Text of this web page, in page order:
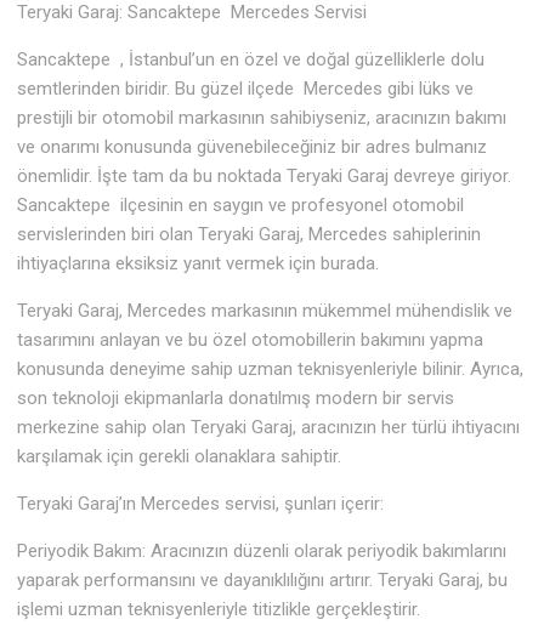
Teryaki Garaj: Sancaktepe Mercedes Servisi
Sancaktepe , İstanbul’un en özel ve doğal güzelliklerle dolu
semtlerinden biridir. Bu güzel ilçede Mercedes gibi lüks ve
prestijli bir otomobil markasının sahibiyseniz, aracınızın bakımı
ve onarımı konusunda güvenebileceğiniz bir adres bulmanız
önemlidir. İşte tam da bu noktada Teryaki Garaj devreye giriyor.
Sancaktepe ilçesinin en saygın ve profesyonel otomobil
servislerinden biri olan Teryaki Garaj, Mercedes sahiplerinin
ihtiyaçlarına eksiksiz yanıt vermek için burada.
Teryaki Garaj, Mercedes markasının mükemmel mühendislik ve
tasarımını anlayan ve bu özel otomobillerin bakımını yapma
konusunda deneyime sahip uzman teknisyenleriyle bilinir. Ayrıca,
son teknoloji ekipmanlarla donatılmış modern bir servis
merkezine sahip olan Teryaki Garaj, aracınızın her türlü ihtiyacını
karşılamak için gerekli olanaklara sahiptir.
Teryaki Garaj’ın Mercedes servisi, şunları içerir:
Periyodik Bakım: Aracınızın düzenli olarak periyodik bakımlarını
yaparak performansını ve dayanıklılığını artırır. Teryaki Garaj, bu
işlemi uzman teknisyenleriyle titizlikle gerçekleştirir.